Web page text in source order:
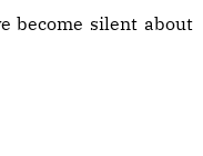
become silent about